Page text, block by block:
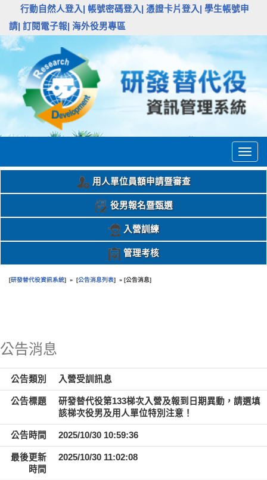
行動自然人登入| 帳號密碼登入| 憑證卡片登入|
學生帳號申
請| 訂閱電子報| 海外役男專區
用人單位員額申請暨審查
役男報名暨甄選
入營訓練
管理考核
[研發替代役資訊系統] » [公告消息列表] » [公告消息]
公告消息
公告類別 入營受訓訊息
公告標題
研發替代役第133梯次入營及報到日期異動，請選填
該梯次役男及用人單位特別注意！
公告時間 2025/10/30 10:59:36
最後更新
時間
2025/10/30 11:02:08